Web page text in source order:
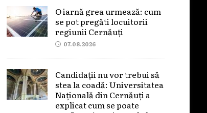
O iarnă grea urmează: cum
se pot pregăti locuitorii
regiunii Cernăuți
07.08.2026
Candidații nu vor trebui să
stea la coadă: Universitatea
Națională din Cernăuți a
explicat cum se poate